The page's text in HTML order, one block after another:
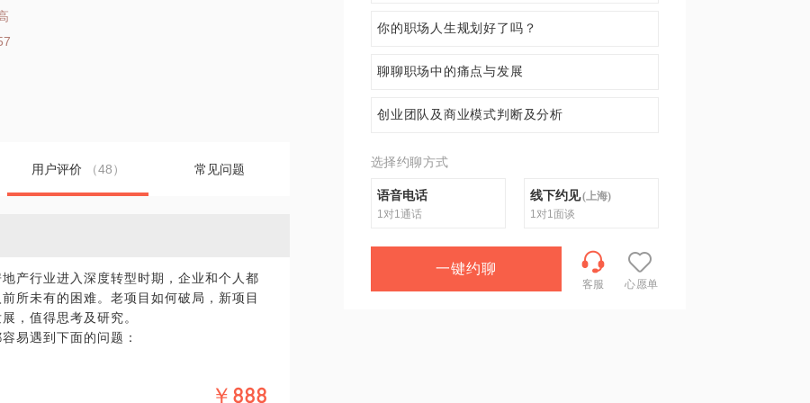
用户评价 （48） 常见问题
产行业进入深度转型时期，企业和个人都
所未有的困难。老项目如何破局，新项目
，值得思考及研究。
易遇到下面的问题：
方向；
￥888
你的职场人生规划好了吗？
聊聊职场中的痛点与发展
创业团队及商业模式判断及分析
选择约聊方式
语音电话
1对1通话
线下约见(上海)
1对1面谈
一键约聊
客服 心愿单